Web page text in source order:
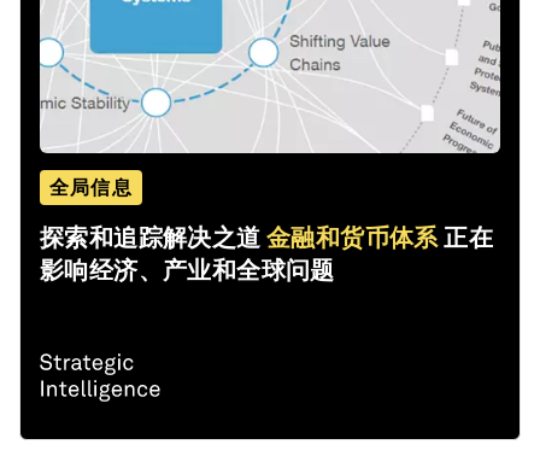
全局信息
探索和追踪解决之道 金融和货币体系 正在
影响经济、产业和全球问题